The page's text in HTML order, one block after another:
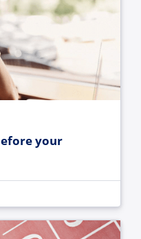
your
customer service